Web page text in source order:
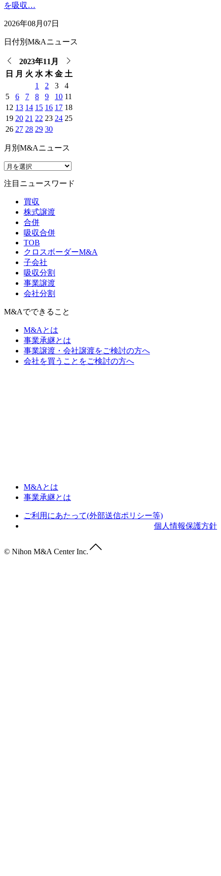
を吸収…
2026年08月07日
日付別M&Aニュース
2023年11月
日
月 火 水 木 金 土
1
2 3
4
5
6 7 8 9 10 11
12 13 14 15 16 17 18
19 20 21 22 23 24 25
26 27 28 29 30
月別M&Aニュース
注目ニュースワード
買収
株式譲渡
合併
吸収合併
TOB
クロスボーダーM&A
子会社
吸収分割
事業譲渡
会社分割
M&Aでできること
M&Aとは
事業承継とは
事業譲渡・会社譲渡をご検討の方へ
会社を買うことをご検討の方へ
M&Aとは
事業承継とは
ご利用にあたって(外部送信ポリシー等)
個人情報保護方針
© Nihon M&A Center Inc.